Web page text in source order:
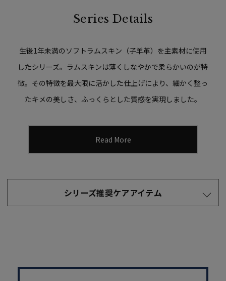
Series Details
生後1年未満のソフトラムスキン（子羊革）を主素材に使用
したシリーズ。ラムスキンは薄くしなやかで柔らかいのが特
徴。その特徴を最大限に活かした仕上げにより、細かく整っ
たキメの美しさ、ふっくらとした質感を実現しました。
Read More
シリーズ推奨ケアアイテム